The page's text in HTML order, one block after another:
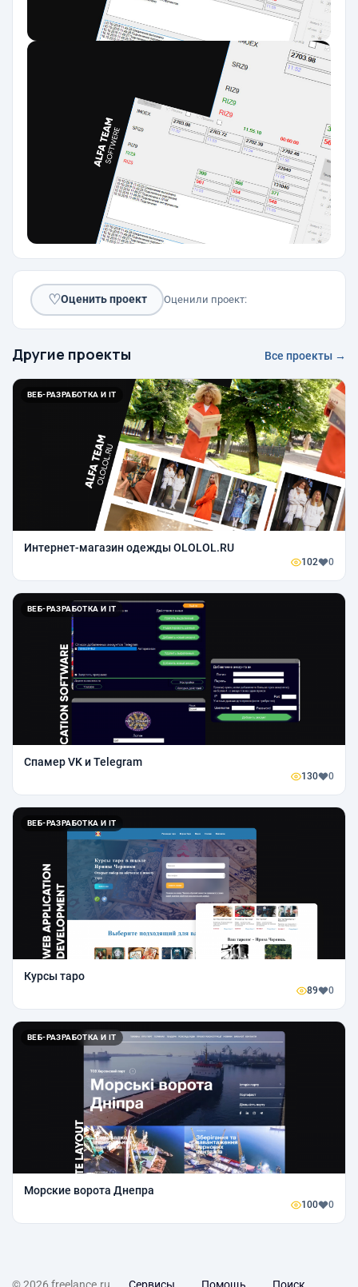
♡Оценить проект Оценили проект:
Другие проекты Все проекты →
ВЕБ-РАЗРАБОТКА И IT
Интернет-магазин одежды OLOLOL.RU
102 0
ВЕБ-РАЗРАБОТКА И IT
Спамер VK и Telegram
130 0
ВЕБ-РАЗРАБОТКА И IT
Курсы таро
89 0
ВЕБ-РАЗРАБОТКА И IT
Морские ворота Днепра
100 0
© 2026 freelance.ru Сервисы Помощь Поиск